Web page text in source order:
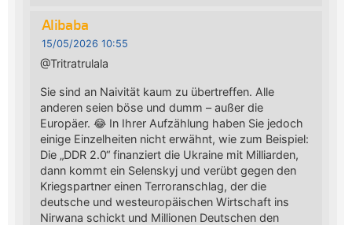
Alibaba
15/05/2026 10:55
@Tritratrulala
Sie sind an Naivität kaum zu übertreffen. Alle
anderen seien böse und dumm – außer die
Europäer. 😂 In Ihrer Aufzählung haben Sie jedoch
einige Einzelheiten nicht erwähnt, wie zum Beispiel:
Die „DDR 2.0“ finanziert die Ukraine mit Milliarden,
dann kommt ein Selenskyj und verübt gegen den
Kriegspartner einen Terroranschlag, der die
deutsche und westeuropäischen Wirtschaft ins
Nirwana schickt und Millionen Deutschen den